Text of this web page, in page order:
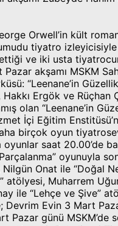
Orwell’in kült
tiyatro izleyicisiyle
ve iki usta
akşamı MSKM
“Leenane’in
Ergök ve
olan “Leenane’in
İçi Eğitim
birçok oyun
saat 20.00’de
oyunuyla
Onat ile “Doğal
atölyesi, Muharrem
ile “Lehçe ve Şive”
Evin 3 Mart
Pazar günü MSKM’de